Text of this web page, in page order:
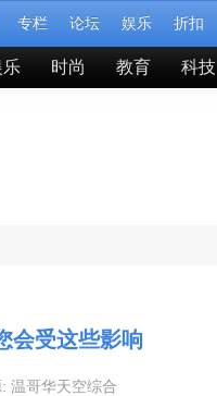
专栏 论坛 娱乐 折扣
乐 时尚 教育 科技
会受这些影响
温哥华天空综合